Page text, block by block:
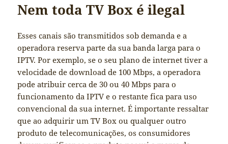
Nem toda TV Box é ilegal
Esses canais são transmitidos sob demanda e a
operadora reserva parte da sua banda larga para o
IPTV. Por exemplo, se o seu plano de internet tiver a
velocidade de download de 100 Mbps, a operadora
pode atribuir cerca de 30 ou 40 Mbps para o
funcionamento da IPTV e o restante fica para uso
convencional da sua internet. É importante ressaltar
que ao adquirir um TV Box ou qualquer outro
produto de telecomunicações, os consumidores